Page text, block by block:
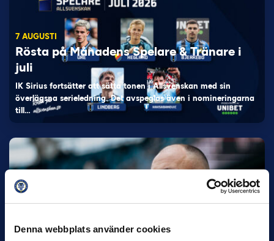
Denna webbplats använder cookies
7 AUGUSTI
Rösta på Månadens Spelare & Tränare i
juli
IK Sirius fortsätter att sätta tonen i Allsvenskan med sin
överlägsna serieledning. Det avspeglas även i nomineringarna
till…
Joachim Björklund tar över IFK Göteborg